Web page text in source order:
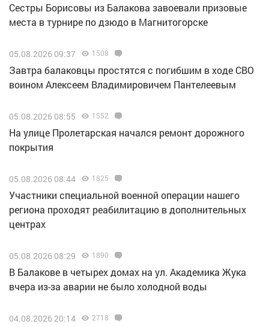
Сестры Борисовы из Балакова завоевали призовые
места в турнире по дзюдо в Магнитогорске
05.08.2026 09:37 1508
Завтра балаковцы простятся с погибшим в ходе СВО
воином Алексеем Владимировичем Пантелеевым
05.08.2026 08:55 1552
На улице Пролетарская начался ремонт дорожного
покрытия
05.08.2026 08:44 1825
Участники специальной военной операции нашего
региона проходят реабилитацию в дополнительных
центрах
05.08.2026 08:29 1890
В Балакове в четырех домах на ул. Академика Жука
вчера из-за аварии не было холодной воды
04.08.2026 20:14 2718